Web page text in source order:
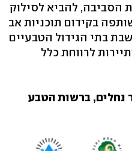
הסביבה, להביא לסילוק
בקידום תוכניות אב
בתי הגידול הטבעיים
לרווחת כלל
נחלים, ברשות הטבע